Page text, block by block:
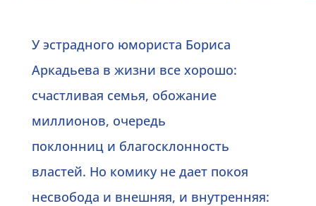
У эстрадного юмориста Бориса
Аркадьева в жизни все хорошо:
счастливая семья, обожание
миллионов, очередь
поклонниц и благосклонность
властей. Но комику не дает покоя
несвобода и внешняя, и внутренняя: